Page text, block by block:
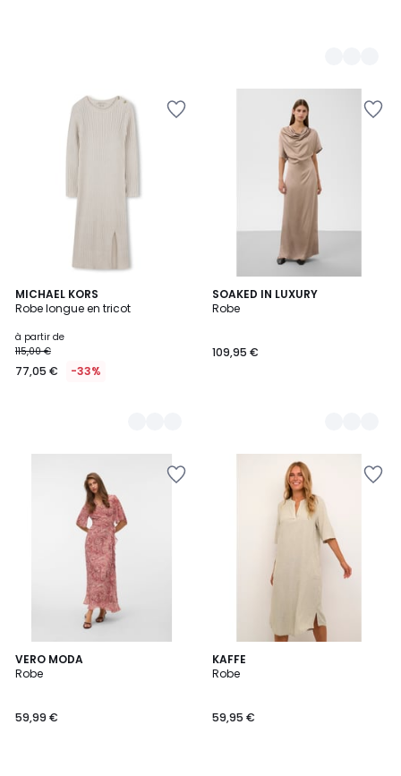
MICHAEL KORS
Robe longue en tricot
à partir de
115,00 €
77,05 € -33%
2
Couleurs
SOAKED IN LUXURY
Robe
109,95 €
4
Couleurs
VERO MODA
Robe
59,99 €
4
Couleurs
KAFFE
Robe
59,95 €
8
Couleurs